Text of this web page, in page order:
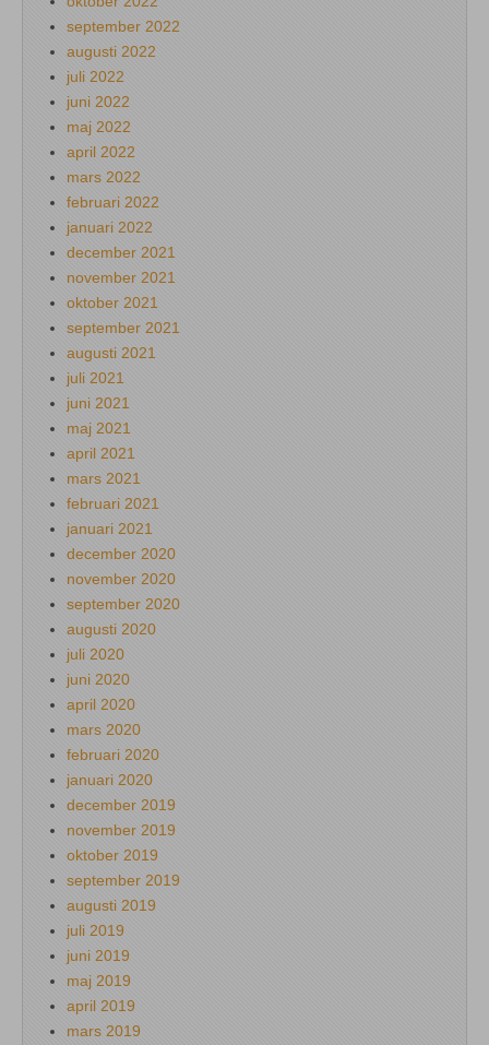
september 2022
augusti 2022
juli 2022
juni 2022
maj 2022
april 2022
mars 2022
februari 2022
januari 2022
december 2021
november 2021
oktober 2021
september 2021
augusti 2021
juli 2021
juni 2021
maj 2021
april 2021
mars 2021
februari 2021
januari 2021
december 2020
november 2020
september 2020
augusti 2020
juli 2020
juni 2020
april 2020
mars 2020
februari 2020
januari 2020
december 2019
november 2019
oktober 2019
september 2019
augusti 2019
juli 2019
juni 2019
maj 2019
april 2019
mars 2019